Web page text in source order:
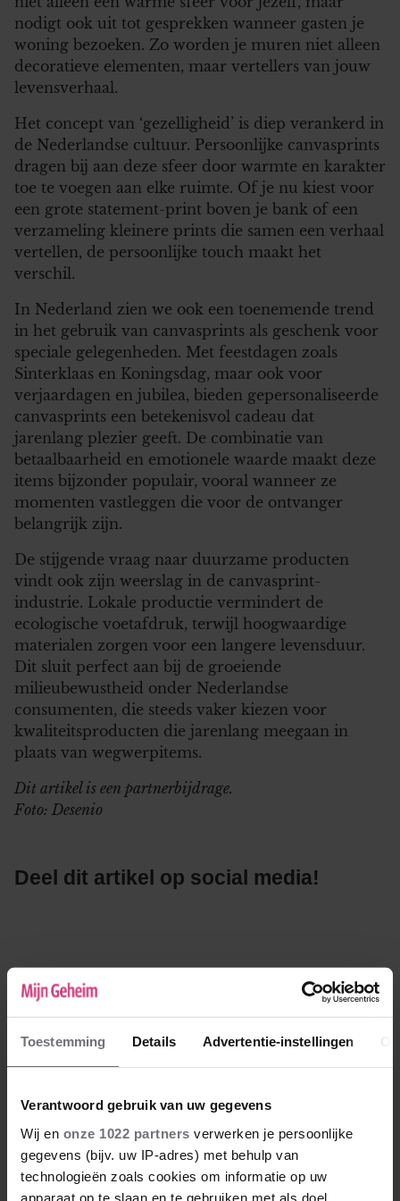
Toestemming Details Advertentie-instellingen
Verantwoord gebruik van uw gegevens
Wij en onze 1022 partners verwerken je persoonlijke
gegevens (bijv. uw IP-adres) met behulp van
technologieën zoals cookies om informatie op uw
apparaat op te slaan en te gebruiken met als doel
nodigt ook uit tot gesprekken wanneer gasten je
woning bezoeken. Zo worden je muren niet alleen
decoratieve elementen, maar vertellers van jouw
levensverhaal.
Het concept van ‘gezelligheid’ is diep verankerd in
de Nederlandse cultuur. Persoonlijke canvasprints
dragen bij aan deze sfeer door warmte en karakter
toe te voegen aan elke ruimte. Of je nu kiest voor
een grote statement-print boven je bank of een
verzameling kleinere prints die samen een verhaal
vertellen, de persoonlijke touch maakt het
verschil.
In Nederland zien we ook een toenemende trend
in het gebruik van canvasprints als geschenk voor
speciale gelegenheden. Met feestdagen zoals
Sinterklaas en Koningsdag, maar ook voor
verjaardagen en jubilea, bieden gepersonaliseerde
canvasprints een betekenisvol cadeau dat
jarenlang plezier geeft. De combinatie van
betaalbaarheid en emotionele waarde maakt deze
items bijzonder populair, vooral wanneer ze
momenten vastleggen die voor de ontvanger
belangrijk zijn.
De stijgende vraag naar duurzame producten
vindt ook zijn weerslag in de canvasprint-
industrie. Lokale productie vermindert de
ecologische voetafdruk, terwijl hoogwaardige
materialen zorgen voor een langere levensduur.
Dit sluit perfect aan bij de groeiende
milieubewustheid onder Nederlandse
consumenten, die steeds vaker kiezen voor
kwaliteitsproducten die jarenlang meegaan in
plaats van wegwerpitems.
Dit artikel is een partnerbijdrage.
Foto: Desenio
Deel dit artikel op social media!
Meer van Extra